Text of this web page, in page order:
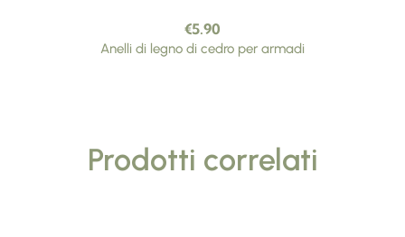
€5.90
Anelli di legno di cedro per armadi
Prodotti correlati